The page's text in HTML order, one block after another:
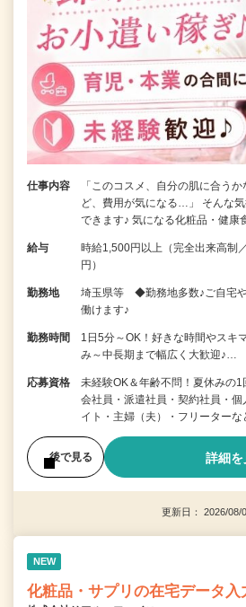
仕事内容
「このコスメ、自分の肌に合う
ど、費用が気になる…」 そんな
できます♪ 気になる化粧品・健
給与
時給1,500円以上（完全出来高制
円）
勤務地
埼玉県等 ◆勤務地多数♪ご自宅
働けます♪
勤務時間
1日5分～OK！好きな時間やスキ
み～中長期まで幅広く大歓迎♪…
応募資格
未経験OK＆年齢不問！夏休みの
会社員・派遣社員・契約社員・
イト・主婦（夫）・フリーター
後で見る 詳細を
更新日： 2026/
NEW
化粧品・サプリの在宅データ入